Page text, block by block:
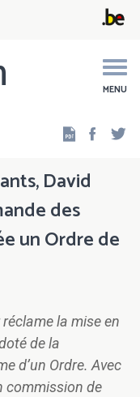
MENU
David
des
un Ordre de
la mise en
de la
d’un Ordre. Avec
commission de